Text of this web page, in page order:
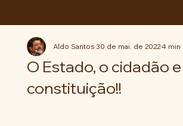
O Estado, o cidadão e
constituição!!
Aldo Santos30 de mai. de 20224 min